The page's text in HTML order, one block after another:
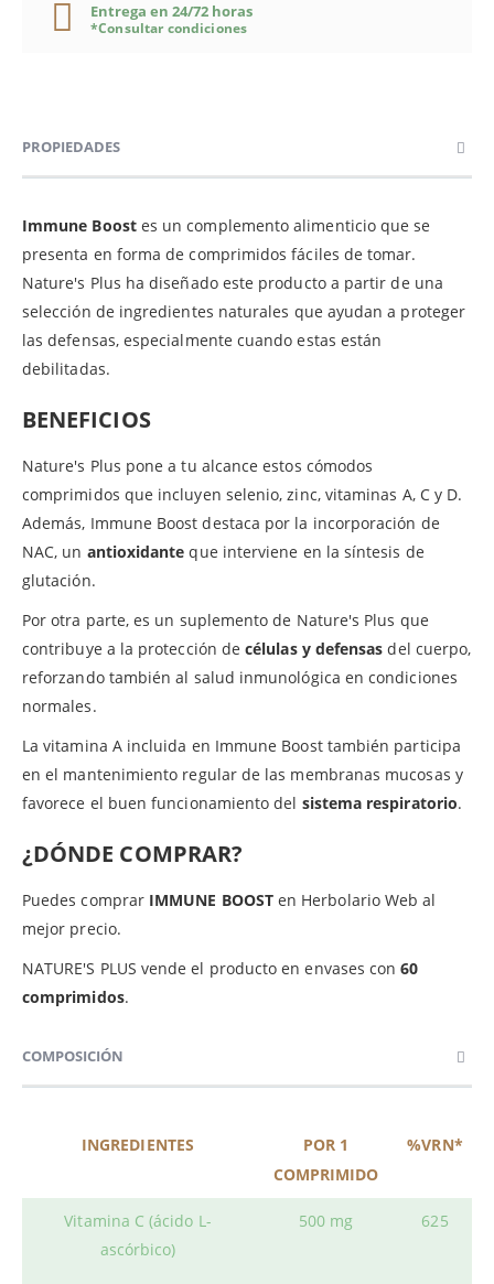
Entrega en 24/72 horas
*Consultar condiciones
PROPIEDADES
Immune Boostes un complemento alimenticio que se
presenta en forma de comprimidos fáciles de tomar.
Nature's Plus ha diseñado este producto a partir de una
selección de ingredientes naturales que ayudan a proteger
las defensas, especialmente cuando estas están
debilitadas.
BENEFICIOS
Nature's Plus pone a tu alcance estos cómodos
comprimidos que incluyen selenio, zinc, vitaminas A, C y D.
Además, Immune Boost destaca por la incorporación de
NAC, un antioxidante que interviene en la síntesis de
glutación.
Por otra parte, es un suplemento de Nature's Plus que
contribuye a la protección decélulas y defensas del cuerpo,
reforzando también al salud inmunológica en condiciones
normales.
La vitamina A incluida en Immune Boost también participa
en el mantenimiento regular de las membranas mucosas y
favorece el buen funcionamiento del sistema respiratorio.
¿DÓNDE COMPRAR?
Puedes comprar IMMUNE BOOSTen Herbolario Web al
mejor precio.
NATURE'S PLUS vende el producto en envases con60
comprimidos.
COMPOSICIÓN
INGREDIENTES
POR 1
COMPRIMIDO
%VRN*
Vitamina C (ácido L-
ascórbico)
500 mg 625